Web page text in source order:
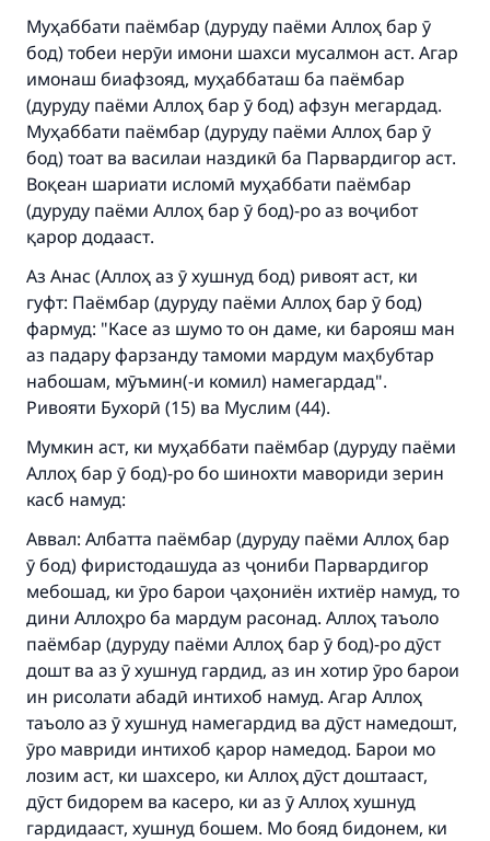
Муҳаббати паёмбар (дуруду паёми Аллоҳ бар ӯ
бод) тобеи нерӯи имони шахси мусалмон аст. Агар
имонаш биафзояд, муҳаббаташ ба паёмбар
(дуруду паёми Аллоҳ бар ӯ бод) афзун мегардад.
Муҳаббати паёмбар (дуруду паёми Аллоҳ бар ӯ
бод) тоат ва василаи наздикӣ ба Парвардигор аст.
Воқеан шариати исломӣ муҳаббати паёмбар
(дуруду паёми Аллоҳ бар ӯ бод)-ро аз воҷибот
қарор додааст.
Аз Анас (Аллоҳ аз ӯ хушнуд бод) ривоят аст, ки
гуфт: Паёмбар (дуруду паёми Аллоҳ бар ӯ бод)
фармуд: "Касе аз шумо то он даме, ки барояш ман
аз падару фарзанду тамоми мардум маҳбубтар
набошам, мӯъмин(-и комил) намегардад".
Ривояти Бухорӣ (15) ва Муслим (44).
Мумкин аст, ки муҳаббати паёмбар (дуруду паёми
Аллоҳ бар ӯ бод)-ро бо шинохти мавориди зерин
касб намуд:
Аввал: Албатта паёмбар (дуруду паёми Аллоҳ бар
ӯ бод) фиристодашуда аз ҷониби Парвардигор
мебошад, ки ӯро барои ҷаҳониён ихтиёр намуд, то
дини Аллоҳро ба мардум расонад. Аллоҳ таъоло
паёмбар (дуруду паёми Аллоҳ бар ӯ бод)-ро дӯст
дошт ва аз ӯ хушнуд гардид, аз ин хотир ӯро барои
ин рисолати абадӣ интихоб намуд. Агар Аллоҳ
таъоло аз ӯ хушнуд намегардид ва дӯст намедошт,
ӯро мавриди интихоб қарор намедод. Барои мо
лозим аст, ки шахсеро, ки Аллоҳ дӯст доштааст,
дӯст бидорем ва касеро, ки аз ӯ Аллоҳ хушнуд
гардидааст, хушнуд бошем. Мо бояд бидонем, ки